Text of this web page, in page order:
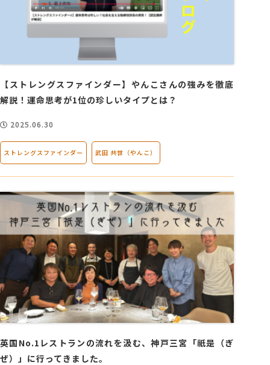
【ストレングスファインダー】やんこさんの強みを徹底
解説！運命思考が1位の珍しいタイプとは？
2025.06.30
ストレングスファインダー 武田 共世（やんこ）
英国No.1レストランの流れを汲む、神戸三宮「祇是（ぎ
ぜ）」に行ってきました。